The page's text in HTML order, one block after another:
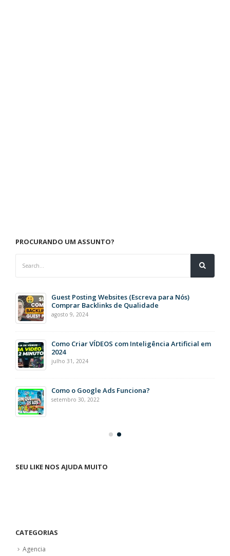
PROCURANDO UM ASSUNTO?
Guest Posting Websites (Escreva para Nós)
Comprar Backlinks de Qualidade
agosto 9, 2024
Como Criar VÍDEOS com Inteligência Artificial em
2024
julho 31, 2024
Como o Google Ads Funciona?
setembro 30, 2022
SEU LIKE NOS AJUDA MUITO
CATEGORIAS
Agencia